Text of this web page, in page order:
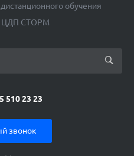
обучения
ЦДП СТОРМ
510 23 23
звонок